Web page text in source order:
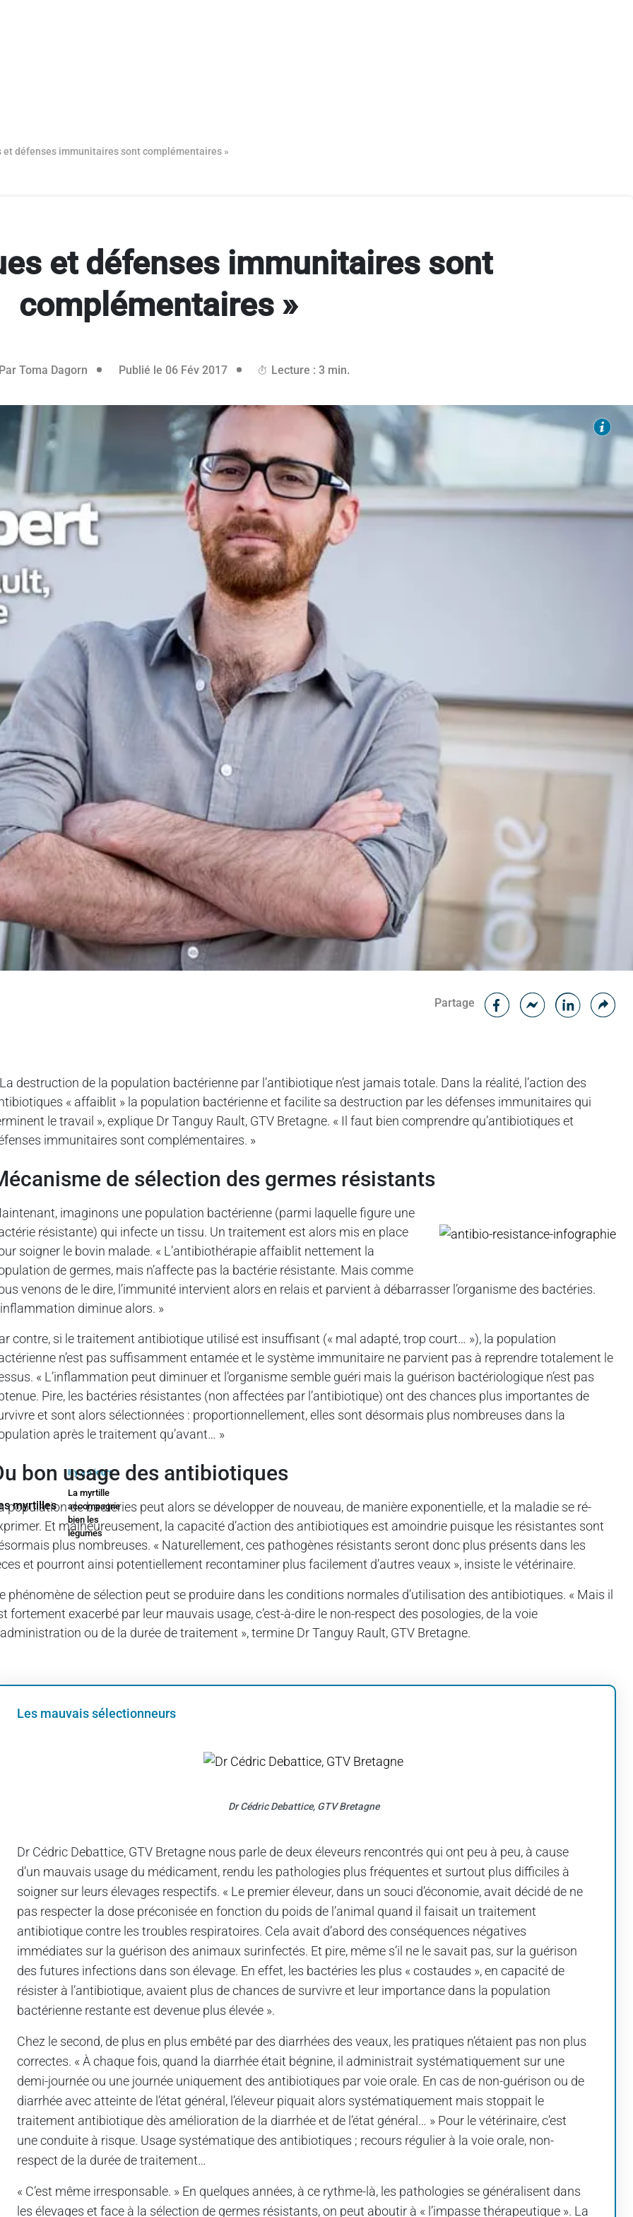
et défenses immunitaires sont complémentaires »
et défenses immunitaires sont
complémentaires »
Par Toma Dagorn Publié le 06 Fév 201708 juin 2023Lecture : 3 min.
Partage
Facebook
destruction de la population bactérienne par l’antibiotique n’est jamais totale. Dans la réalité, l’action des
« affaiblit » la population bactérienne et facilite sa destruction par les défenses immunitaires qui
le travail », explique Dr Tanguy Rault, GTV Bretagne. « Il faut bien comprendre qu’antibiotiques et
immunitaires sont complémentaires. »
mécanisme de sélection des germes résistants
imaginons une population bactérienne (parmi laquelle figure une
résistante) qui infecte un tissu. Un traitement est alors mis en place
soigner le bovin malade. « L’antibiothérapie affaiblit nettement la
de germes, mais n’affecte pas la bactérie résistante. Mais comme
venons de le dire, l’immunité intervient alors en relais et parvient à débarrasser l’organisme des bactéries.
diminue alors. »
contre, si le traitement antibiotique utilisé est insuffisant (« mal adapté, trop court… »), la population
n’est pas suffisamment entamée et le système immunitaire ne parvient pas à reprendre totalement le
« L’inflammation peut diminuer et l’organisme semble guéri mais la guérison bactériologique n’est pas
Pire, les bactéries résistantes (non affectées par l’antibiotique) ont des chances plus importantes de
et sont alors sélectionnées : proportionnellement, elles sont désormais plus nombreuses dans la
après le traitement qu’avant… »
du bon usage des antibiotiques
population de bactéries peut alors se développer de nouveau, de manière exponentielle, et la maladie se ré-
Et malheureusement, la capacité d’action des antibiotiques est amoindrie puisque les résistantes sont
plus nombreuses. « Naturellement, ces pathogènes résistants seront donc plus présents dans les
et pourront ainsi potentiellement recontaminer plus facilement d’autres veaux », insiste le vétérinaire.
phénomène de sélection peut se produire dans les conditions normales d’utilisation des antibiotiques. « Mais il
fortement exacerbé par leur mauvais usage, c’est-à-dire le non-respect des posologies, de la voie
ou de la durée de traitement », termine Dr Tanguy Rault, GTV Bretagne.
Les mauvais sélectionneurs
Dr Cédric Debattice, GTV Bretagne
Dr Cédric Debattice, GTV Bretagne nous parle de deux éleveurs rencontrés qui ont peu à peu, à cause
d’un mauvais usage du médicament, rendu les pathologies plus fréquentes et surtout plus difficiles à
soigner sur leurs élevages respectifs. « Le premier éleveur, dans un souci d’économie, avait décidé de ne
pas respecter la dose préconisée en fonction du poids de l’animal quand il faisait un traitement
antibiotique contre les troubles respiratoires. Cela avait d’abord des conséquences négatives
immédiates sur la guérison des animaux surinfectés. Et pire, même s’il ne le savait pas, sur la guérison
des futures infections dans son élevage. En effet, les bactéries les plus « costaudes », en capacité de
résister à l’antibiotique, avaient plus de chances de survivre et leur importance dans la population
bactérienne restante est devenue plus élevée ».
Chez le second, de plus en plus embêté par des diarrhées des veaux, les pratiques n’étaient pas non plus
correctes. « À chaque fois, quand la diarrhée était bégnine, il administrait systématiquement sur une
demi-journée ou une journée uniquement des antibiotiques par voie orale. En cas de non-guérison ou de
diarrhée avec atteinte de l’état général, l’éleveur piquait alors systématiquement mais stoppait le
traitement antibiotique dès amélioration de la diarrhée et de l’état général… » Pour le vétérinaire, c’est
une conduite à risque. Usage systématique des antibiotiques ; recours régulier à la voie orale, non-
respect de la durée de traitement…
« C’est même irresponsable. » En quelques années, à ce rythme-là, les pathologies se généralisent dans
les élevages et face à la sélection de germes résistants, on peut aboutir à « l’impasse thérapeutique ». La
Il y a 6 jours
La myrtille
accompagne
bien les
légumes